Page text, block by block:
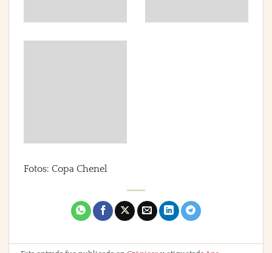
Fotos: Copa Chenel